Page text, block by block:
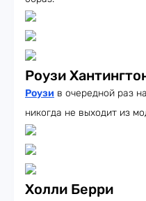
Роузи
Роузи в очередной раз
никогда не выходит из
Холли Берри